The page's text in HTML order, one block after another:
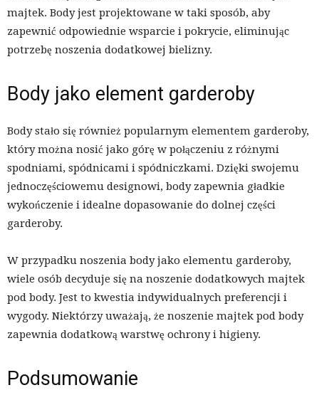
majtek. Body jest projektowane w taki sposób, aby
zapewnić odpowiednie wsparcie i pokrycie, eliminując
potrzebę noszenia dodatkowej bielizny.
Body jako element garderoby
Body stało się również popularnym elementem garderoby,
który można nosić jako górę w połączeniu z różnymi
spodniami, spódnicami i spódniczkami. Dzięki swojemu
jednoczęściowemu designowi, body zapewnia gładkie
wykończenie i idealne dopasowanie do dolnej części
garderoby.
W przypadku noszenia body jako elementu garderoby,
wiele osób decyduje się na noszenie dodatkowych majtek
pod body. Jest to kwestia indywidualnych preferencji i
wygody. Niektórzy uważają, że noszenie majtek pod body
zapewnia dodatkową warstwę ochrony i higieny.
Podsumowanie